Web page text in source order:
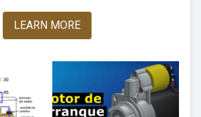
LEARN MORE